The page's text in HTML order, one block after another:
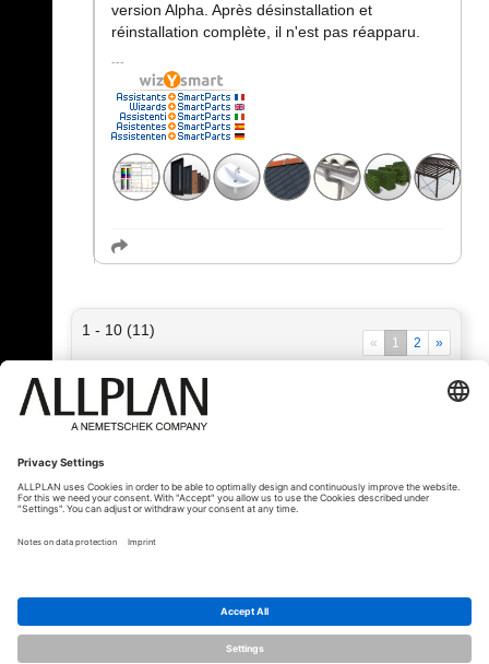
version Alpha. Après désinstallation et
réinstallation complète, il n'est pas réapparu.
1 - 10 (11)
« 1 2 »
© ALLPLAN Deutschland GmbH ALLPLAN is part of the
Group